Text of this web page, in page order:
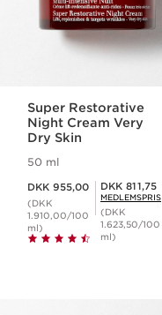
Super Restorative
Night Cream Very
Dry Skin
50 ml
DKK 955,00
(DKK
1.910,00/100
ml)
Medlemspris DKK 811,75
DKK 811,75
MEDLEMSPRIS
(DKK
1.623,50/100
ml)